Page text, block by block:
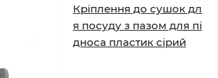
Кріплення до сушок дл
я посуду з пазом для пі
дноса пластик сірий